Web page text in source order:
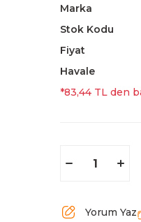
Marka
Stok Kodu
Fiyat
Havale
*83,44 TL den
Yorum Yaz